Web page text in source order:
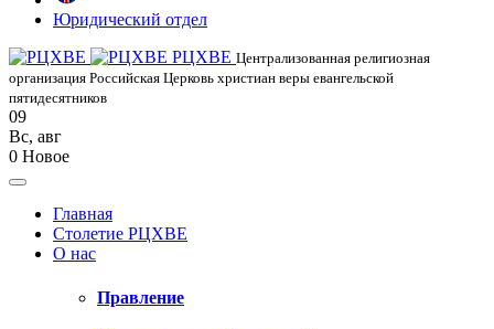
Юридический отдел
РЦХВЕ Централизованная религиозная
организация Российская Церковь христиан веры евангельской
пятидесятников
09
Вс, авг
0 Новое
Главная
Столетие РЦХВЕ
О нас
Правление